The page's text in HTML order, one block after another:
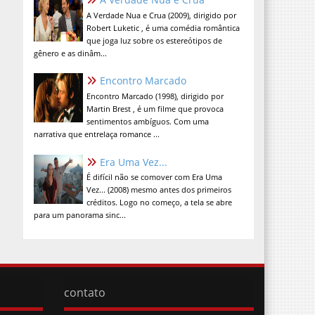
A Verdade Nua e Crua (2009), dirigido por
Robert Luketic , é uma comédia romântica
que joga luz sobre os estereótipos de
gênero e as dinâm...
Encontro Marcado
Encontro Marcado (1998), dirigido por
Martin Brest , é um filme que provoca
sentimentos ambíguos. Com uma
narrativa que entrelaça romance ...
Era Uma Vez...
É difícil não se comover com Era Uma
Vez... (2008) mesmo antes dos primeiros
créditos. Logo no começo, a tela se abre
para um panorama sinc...
contato